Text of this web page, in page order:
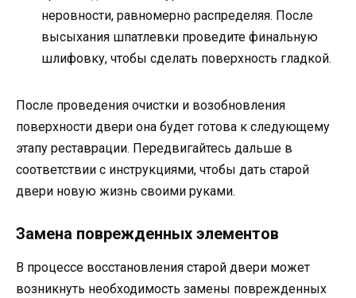
неровности, равномерно распределяя. После
высыхания шпатлевки проведите финальную
шлифовку, чтобы сделать поверхность гладкой.
После проведения очистки и возобновления
поверхности двери она будет готова к следующему
этапу реставрации. Передвигайтесь дальше в
соответствии с инструкциями, чтобы дать старой
двери новую жизнь своими руками.
Замена поврежденных элементов
В процессе восстановления старой двери может
возникнуть необходимость замены поврежденных